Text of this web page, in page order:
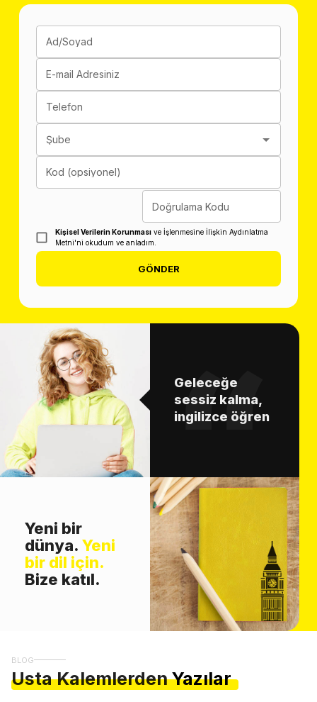
Ad/Soyad
E-mail Adresiniz
Telefon
Şube
Kod (opsiyonel)
Doğrulama Kodu
Kişisel Verilerin Korunması ve İşlenmesine İlişkin Aydınlatma
Metni'ni okudum ve anladım.
GÖNDER
Geleceğe
sessiz kalma,
ingilizce öğren
Yeni bir
dünya. Yeni
bir dil için.
Bize katıl.
BLOG
Usta Kalemlerden Yazılar